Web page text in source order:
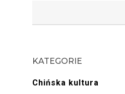
KATEGORIE
Chińska kultura